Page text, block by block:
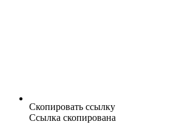
Скопировать ссылку
Ссылка скопирована